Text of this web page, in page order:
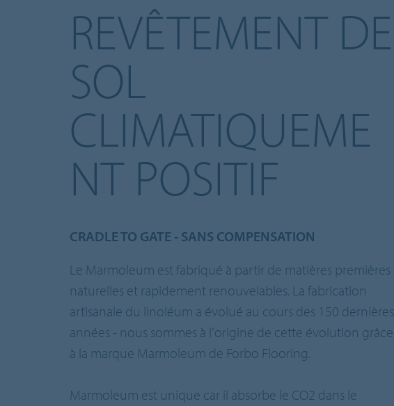
REVÊTEMENT DE
SOL
CLIMATIQUEME
NT POSITIF
CRADLE TO GATE - SANS COMPENSATION
Le Marmoleum est fabriqué à partir de matières premières
naturelles et rapidement renouvelables. La fabrication
artisanale du linoléum a évolué au cours des 150 dernières
années - nous sommes à l'origine de cette évolution grâce
à la marque Marmoleum de Forbo Flooring.
Marmoleum est unique car il absorbe le CO2 dans le